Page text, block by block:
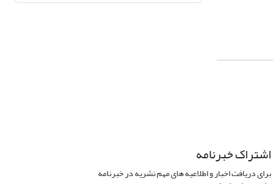
اشتراک خبرنامه
برای دریافت اخبار و اطلاعیه های مهم نشریه در خبرنامه